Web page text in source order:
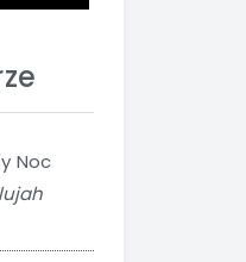
Noc